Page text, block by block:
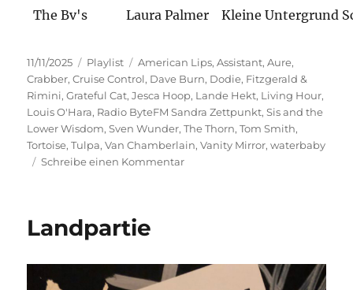
The Bv's Laura Palmer Kleine Untergrund
Veröffentlicht
am
11/11/2025 Kategorien
Playlist Schlagwörter
American Lips,Assistant,Aure,
Crabber,Cruise Control, Dave Burn, Dodie, Fitzgerald &
Rimini,Grateful Cat,Jesca Hoop, Lande Hekt, Living Hour,
Louis O'Hara, Radio ByteFM Sandra Zettpunkt,Sis and the
Lower Wisdom,Sven Wunder,The Thorn,Tom Smith,
Tortoise,Tulpa,Van Chamberlain,Vanity Mirror,waterbaby
Schreibe einen Kommentarzu
Landpartie